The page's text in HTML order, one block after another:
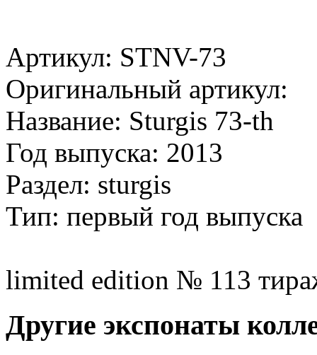
Артикул: STNV-73
Оригинальный артикул:
Название: Sturgis 73-th
Год выпуска: 2013
Раздел: sturgis
Тип: первый год выпуска
limited edition № 113
Другие экспонаты